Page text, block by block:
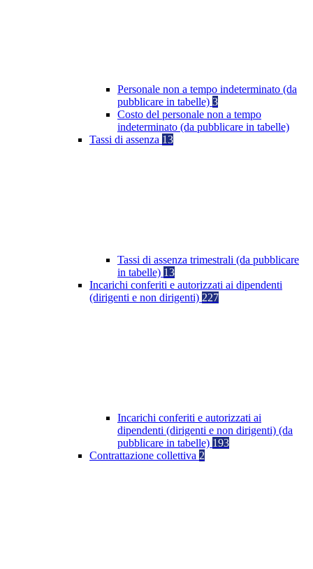
Personale non a tempo indeterminato (da
pubblicare in tabelle) 3
Costo del personale non a tempo
indeterminato (da pubblicare in tabelle)
Tassi di assenza 13
Tassi di assenza trimestrali (da pubblicare
in tabelle) 13
Incarichi conferiti e autorizzati ai dipendenti
(dirigenti e non dirigenti) 227
Incarichi conferiti e autorizzati ai
dipendenti (dirigenti e non dirigenti) (da
pubblicare in tabelle) 193
Contrattazione collettiva 2